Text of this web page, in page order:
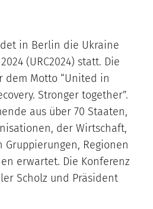
in Berlin die Ukraine
(URC2024) statt. Die
dem Motto “United in
Stronger together”.
aus über 70 Staaten,
der Wirtschaft,
Regionen
erwartet. Die Konferenz
Scholz und Präsident